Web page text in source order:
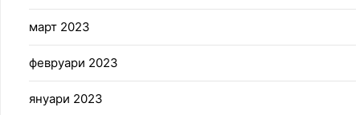
март 2023
февруари 2023
януари 2023